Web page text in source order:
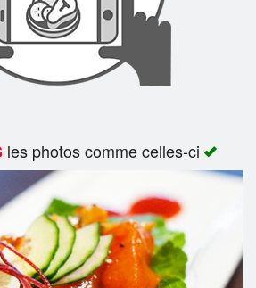
les photos comme celles-ci